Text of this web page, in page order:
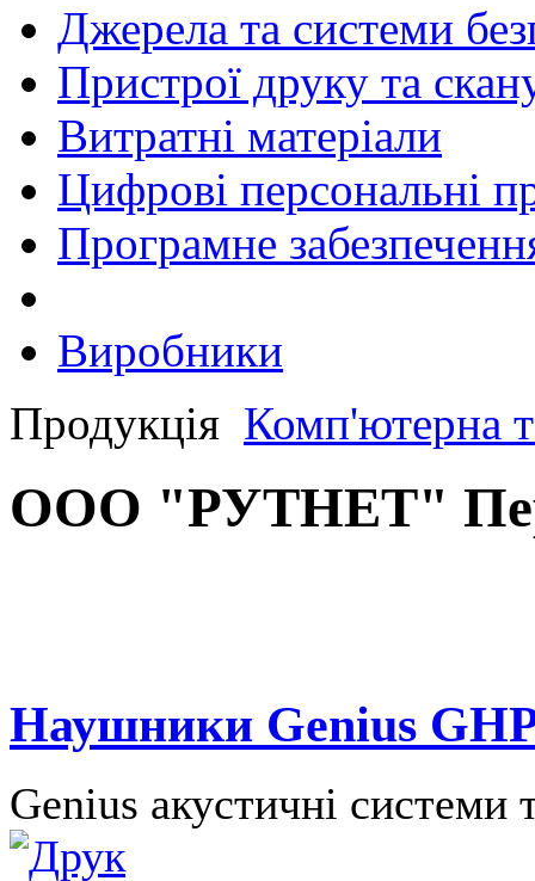
Джерела та системи
Пристрої друку та
Витратні матеріали
Цифрові персональні
Програмне
Виробники
Продукція Комп'ютерна
ООО "РУТНЕТ"
Наушники Genius
Genius акустичні системи